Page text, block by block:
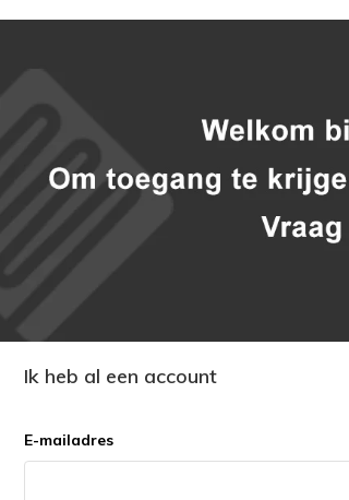
Ik heb al een account
E-mailadres